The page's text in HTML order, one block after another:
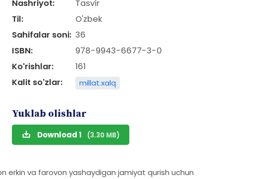
Nashriyot:
Tasvir
Til:
O'zbek
Sahifalar soni: 36
ISBN:
978-9943-6677-3-0
Ko'rishlar:
161
Kalit so'zlar:
millat.xalq
Yuklab olishlar
Download 1 (3.30 MB)
erkin va farovon yashaydigan jamiyat qurish uchun